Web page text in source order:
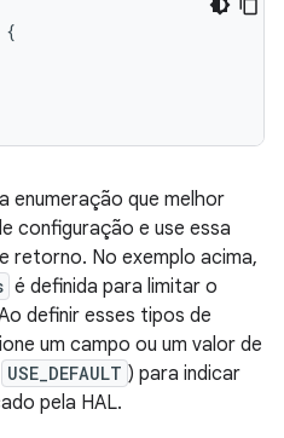
{
enumeração que melhor
configuração e use essa
retorno. No exemplo acima,
é definida para limitar o
definir esses tipos de
um campo ou um valor de
USE_DEFAULT ) para indicar
pela HAL.